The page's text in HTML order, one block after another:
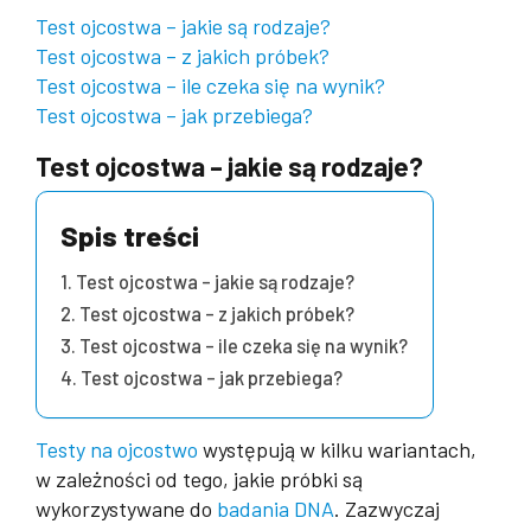
Test ojcostwa – jakie są rodzaje?
Test ojcostwa – z jakich próbek?
Test ojcostwa – ile czeka się na wynik?
Test ojcostwa – jak przebiega?
Test ojcostwa – jakie są rodzaje?
Spis treści
Test ojcostwa – jakie są rodzaje?
Test ojcostwa – z jakich próbek?
Test ojcostwa – ile czeka się na wynik?
Test ojcostwa – jak przebiega?
Testy na ojcostwo występują w kilku wariantach,
w zależności od tego, jakie próbki są
wykorzystywane do badania DNA. Zazwyczaj